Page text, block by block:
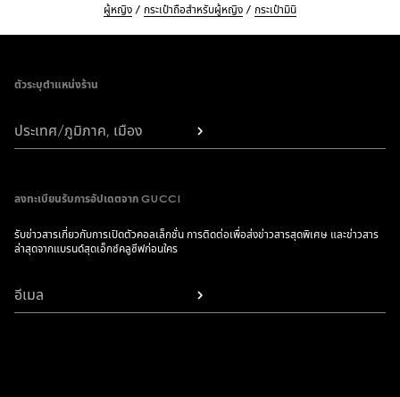
ผู้หญิง กระเป๋าถือสำหรับผู้หญิง กระเป๋ามินิ
ตัวระบุตำแหน่งร้าน
ประเทศ/ภูมิภาค, เมือง
ลงทะเบียนรับการอัปเดตจาก GUCCI
รับข่าวสารเกี่ยวกับการเปิดตัวคอลเล็กชั่น การติดต่อเพื่อส่งข่าวสารสุดพิเศษ และข่าวสาร
ล่าสุดจากแบรนด์สุดเอ็กซ์คลูซีฟก่อนใคร
อีเมล